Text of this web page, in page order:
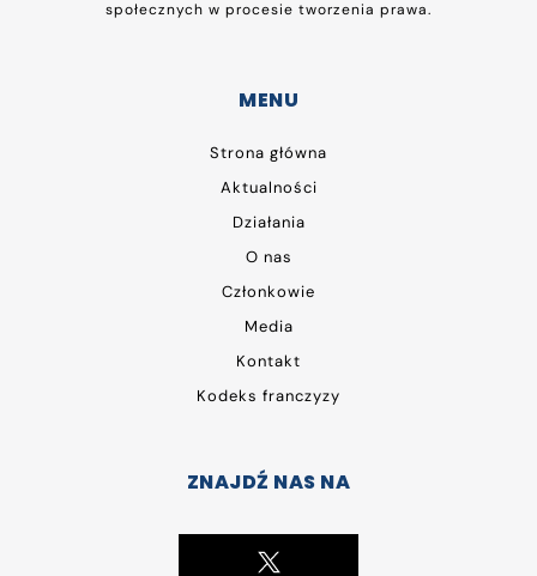
społecznych w procesie tworzenia prawa.
MENU
Strona główna
Aktualności
Działania
O nas
Członkowie
Media
Kontakt
Kodeks franczyzy
ZNAJDŹ NAS NA